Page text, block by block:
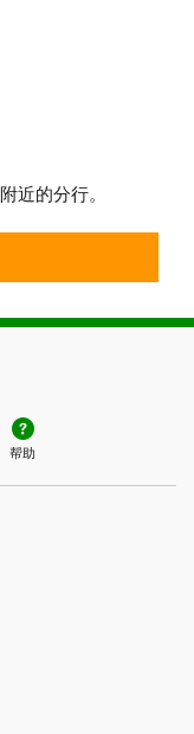
近的分行。
帮助